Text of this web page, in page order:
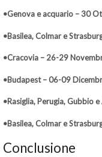
•Genova e acquario – 30
•Basilea, Colmar e
•Cracovia – 26-29
•Budapest – 06-09
•Rasiglia, Perugia, Gubbio
•Basilea, Colmar e
Conclusione